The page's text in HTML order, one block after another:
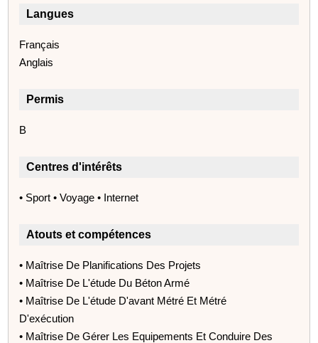
Langues
Français
Anglais
Permis
B
Centres d'intérêts
• Sport • Voyage • Internet
Atouts et compétences
• Maîtrise De Planifications Des Projets
• Maîtrise De L'étude Du Béton Armé
• Maîtrise De L'étude D'avant Métré Et Métré
D'exécution
• Maîtrise De Gérer Les Equipements Et Conduire Des